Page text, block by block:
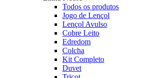
Todos os produtos
Jogo de Lençol
Lençol Avulso
Cobre Leito
Edredom
Colcha
Kit Completo
Duvet